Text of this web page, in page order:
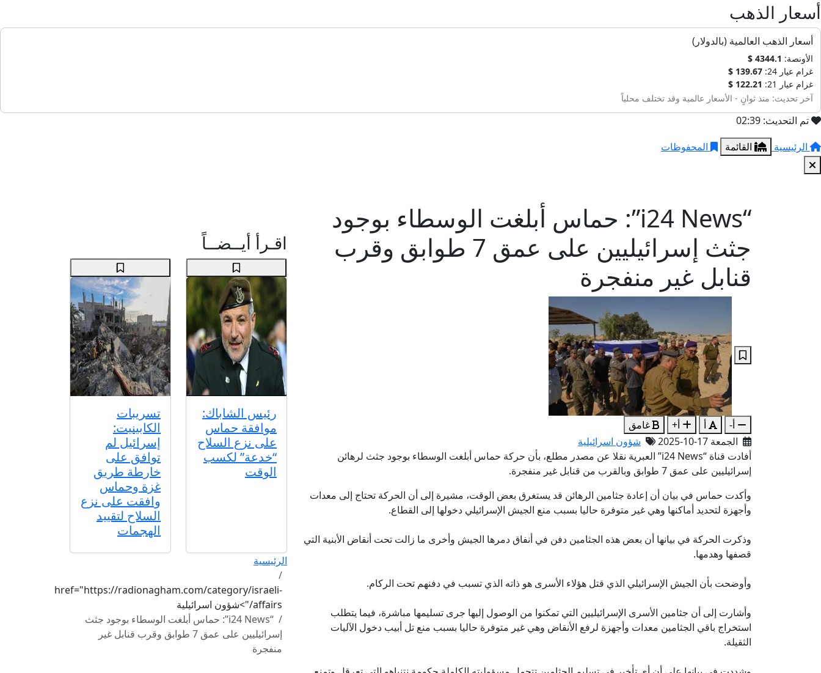
أسعار الذهب
أسعار الذهب العالمية (بالدولار)
الأونصة: 4344.1 $
غرام عيار 24:
139.67 $
غرام عيار 21:
122.21 $
آخر تحديث: منذ ثوانٍ - الأسعار عالمية وقد تختلف محلياً
تم التحديث: 02:39
الرئيسية
القائمة المحفوظات
“i24 News”: حماس أبلغت الوسطاء بوجود
جثث إسرائيليين على عمق 7 طوابق وقرب
قنابل غير منفجرة
أ- أ أ+
غامق
الجمعة 17-10-2025
شؤون اسرائيلية
أفادت قناة “i24 News” العبرية نقلا عن مصدر مطلع، بأن حركة حماس أبلغت الوسطاء بوجود جثث لرهائن
إسرائيليين على عمق 7 طوابق وبالقرب من قنابل غير منفجرة.
وأكدت حماس في بيان أن إعادة جثامين الرهائن قد يستغرق بعض الوقت، مشيرة إلى أن الحركة تحتاج إلى معدات
وأجهزة لتحديد أماكنها وهي غير متوفرة حاليا بسبب منع الجيش الإسرائيلي دخولها إلى القطاع.
وذكرت الحركة في بيانها أن بعض هذه الجثامين دفن في أنفاق دمرها الجيش وأخرى ما زالت تحت أنقاض الأبنية التي
قصفها وهدمها.
وأوضحت بأن الجيش الإسرائيلي الذي قتل هؤلاء الأسرى هو ذاته الذي تسبب في دفنهم تحت الركام.
وأشارت إلى أن جثامين الأسرى الإسرائيليين التي تمكنوا من الوصول إليها جرى تسليمها مباشرة، فيما يتطلب
استخراج باقي الجثامين معدات وأجهزة لرفع الأنقاض وهي غير متوفرة حاليا بسبب منع تل أبيب دخول الآليات
الثقيلة.
اقـرأ أيــضــاً
رئيس الشاباك:
موافقة حماس
على نزع السلاح
“خدعة” لكسب
الوقت
تسريبات
الكابينيت:
إسرائيل لم
توافق على
خارطة طريق
غزة وحماس
وافقت على نزع
السلاح لتقييد
الهجمات
الرئيسية
href="https://radionagham.com/category/israeli-
affairs/">شؤون اسرائيلية
“i24 News”: حماس أبلغت الوسطاء بوجود جثث
إسرائيليين على عمق 7 طوابق وقرب قنابل غير
منفجرة